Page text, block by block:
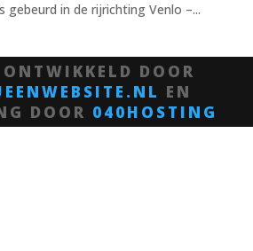
gebeurd in de rijrichting Venlo –...
DOOR
EN
DOOR 040HOSTING